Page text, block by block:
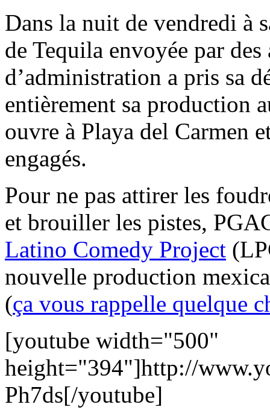
Dans la nuit de vendredi à
de Tequila envoyée par
d’administration a pris sa
entièrement sa production
ouvre à Playa del Carmen
engagés.
Pour ne pas attirer les
et brouiller les pistes,
Latino Comedy Project
nouvelle production
(ça vous rappelle quelque
[youtube width="500"
height="394"]http://
Ph7ds[/youtube]